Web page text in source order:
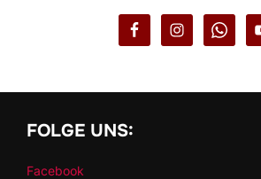
FOLGE UNS:
Facebook